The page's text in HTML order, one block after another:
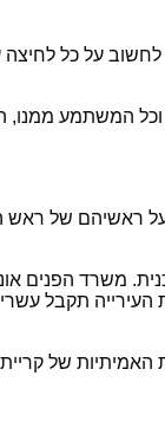
לחשוב על כל
המשתמע ממנו,
ראשיהם של ראש
משרד הפנים
העירייה תקבל
של